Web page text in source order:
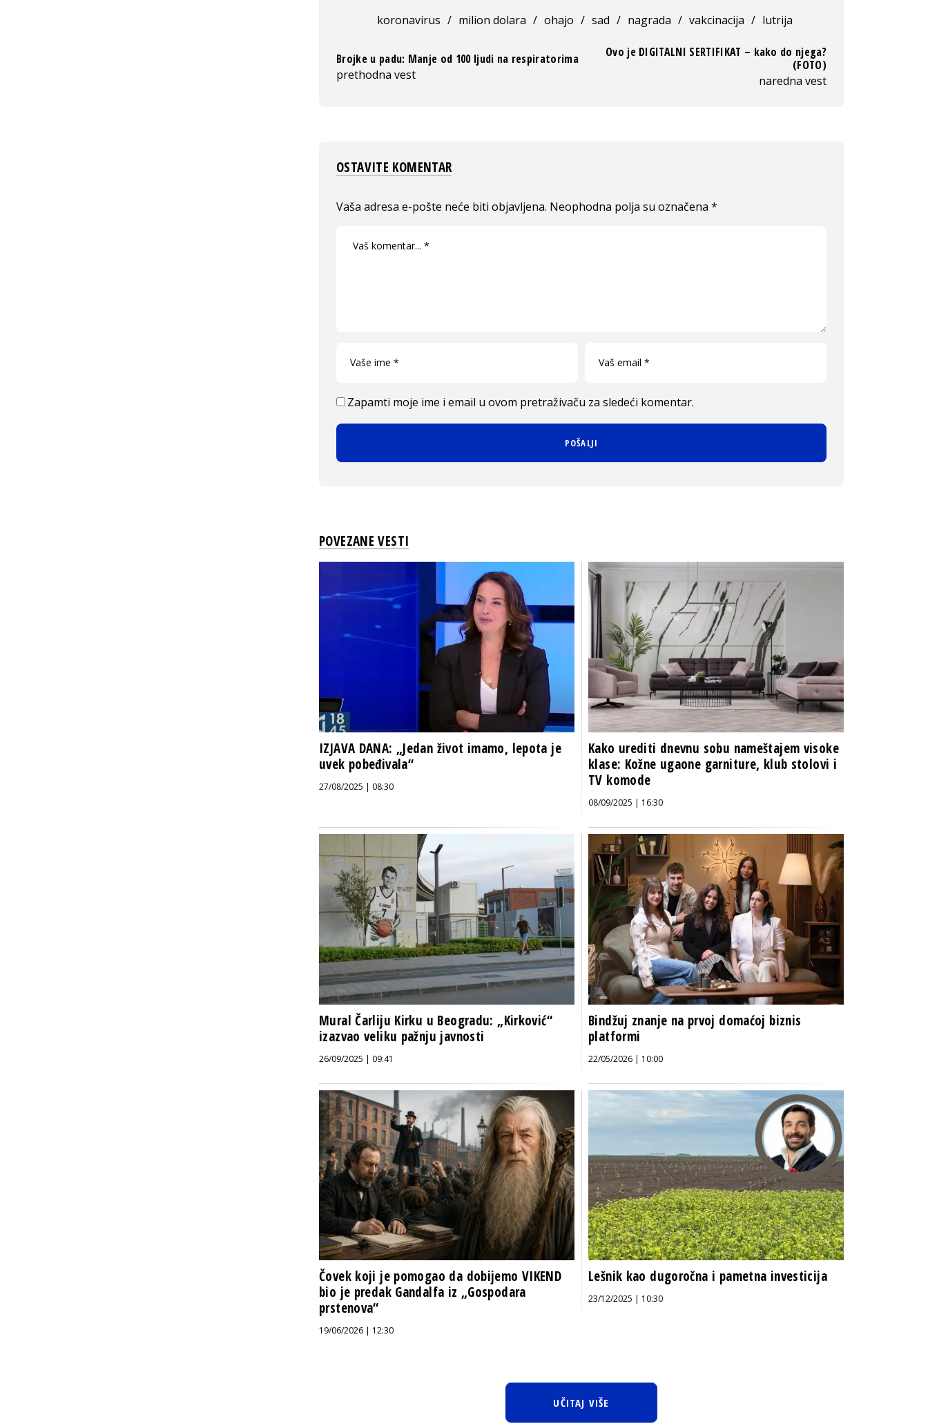
koronavirus / milion dolara / ohajo / sad / nagrada / vakcinacija / lutrija
Brojke u padu: Manje od 100 ljudi na respiratorima
prethodna vest
Ovo je DIGITALNI SERTIFIKAT – kako do njega?
(FOTO)
naredna vest
OSTAVITE KOMENTAR
Vaša adresa e-pošte neće biti objavljena. Neophodna polja su označena *
Zapamti moje ime i email u ovom pretraživaču za sledeći komentar.
POVEZANE VESTI
IZJAVA DANA: „Jedan život imamo, lepota je
uvek pobeđivala“
27/08/2025 | 08:30
Kako urediti dnevnu sobu nameštajem visoke
klase: Kožne ugaone garniture, klub stolovi i
TV komode
08/09/2025 | 16:30
Mural Čarliju Kirku u Beogradu: „Kirković“
izazvao veliku pažnju javnosti
26/09/2025 | 09:41
Bindžuj znanje na prvoj domaćoj biznis
platformi
22/05/2026 | 10:00
Čovek koji je pomogao da dobijemo VIKEND
bio je predak Gandalfa iz „Gospodara
prstenova“
19/06/2026 | 12:30
Lešnik kao dugoročna i pametna investicija
23/12/2025 | 10:30
UČITAJ VIŠE